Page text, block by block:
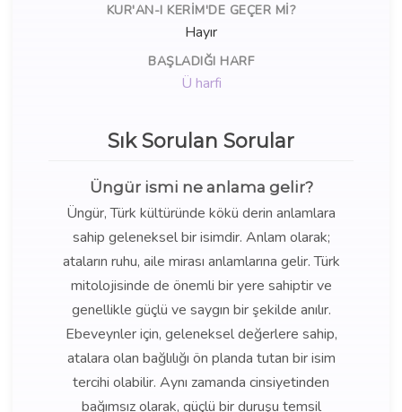
KUR'AN-I KERIM'DE GEÇER MI?
Hayır
BAŞLADIĞI HARF
Ü harfi
Sık Sorulan Sorular
Üngür ismi ne anlama gelir?
Üngür, Türk kültüründe kökü derin anlamlara
sahip geleneksel bir isimdir. Anlam olarak;
ataların ruhu, aile mirası anlamlarına gelir. Türk
mitolojisinde de önemli bir yere sahiptir ve
genellikle güçlü ve saygın bir şekilde anılır.
Ebeveynler için, geleneksel değerlere sahip,
atalara olan bağlılığı ön planda tutan bir isim
tercihi olabilir. Aynı zamanda cinsiyetinden
bağımsız olarak, güçlü bir duruşu temsil